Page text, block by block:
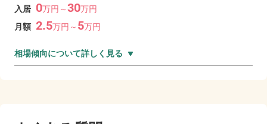
入居 0万円～30万円
月額 2.5万円～ 5万円
相場傾向について詳しく見る